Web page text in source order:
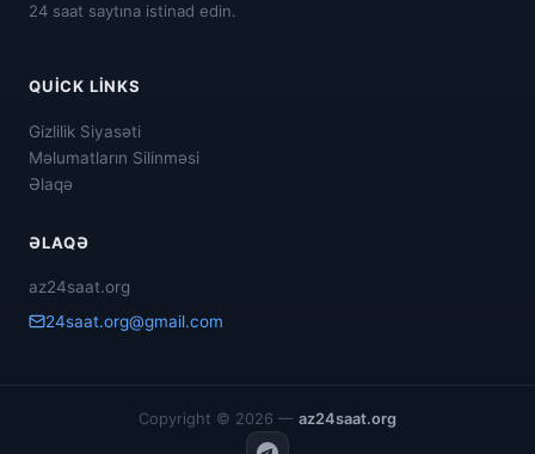
24 saat saytına istinad edin.
QUICK LINKS
Gizlilik Siyasəti
Məlumatların Silinməsi
Əlaqə
ƏLAQƏ
az24saat.org
24saat.org@gmail.com
Copyright © 2026 — az24saat.org